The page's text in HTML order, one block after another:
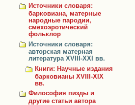
Источники словаря:
барковиана, матерные
народные пародии,
смехоэротический
фольклор
Источники словаря:
авторская матерная
литература XVIII-XXI вв.
Книги: Научные издания
барковианы XVIII-XIX
вв.
Философия пизды и
другие статьи автора